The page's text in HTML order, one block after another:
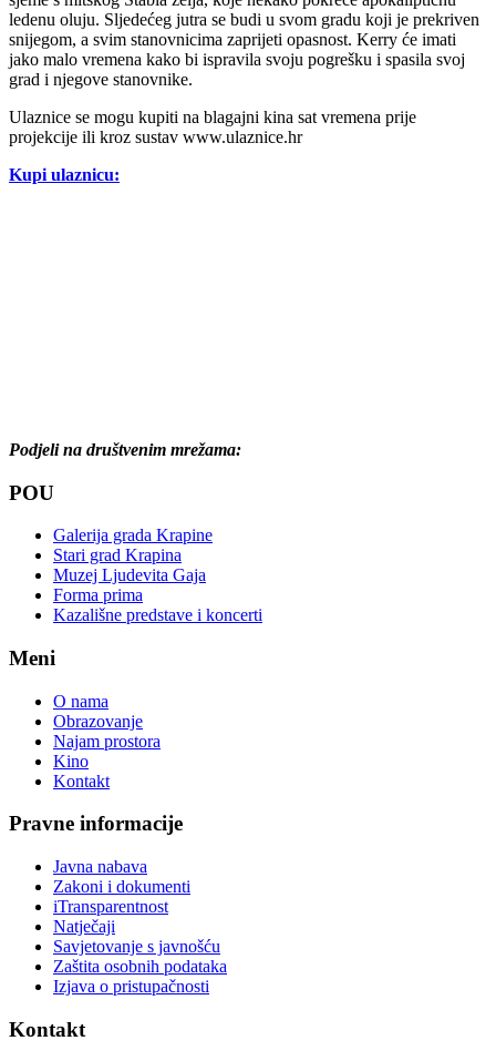
ledenu oluju. Sljedećeg jutra se budi u svom gradu koji je prekriven
snijegom, a svim stanovnicima zaprijeti opasnost. Kerry će imati
jako malo vremena kako bi ispravila svoju pogrešku i spasila svoj
grad i njegove stanovnike.
Ulaznice se mogu kupiti na blagajni kina sat vremena prije
projekcije ili kroz sustav www.ulaznice.hr
Kupi ulaznicu:
Podjeli na društvenim mrežama:
POU
Galerija grada Krapine
Stari grad Krapina
Muzej Ljudevita Gaja
Forma prima
Kazališne predstave i koncerti
Meni
O nama
Obrazovanje
Najam prostora
Kino
Kontakt
Pravne informacije
Javna nabava
Zakoni i dokumenti
iTransparentnost
Natječaji
Savjetovanje s javnošću
Zaštita osobnih podataka
Izjava o pristupačnosti
Kontakt